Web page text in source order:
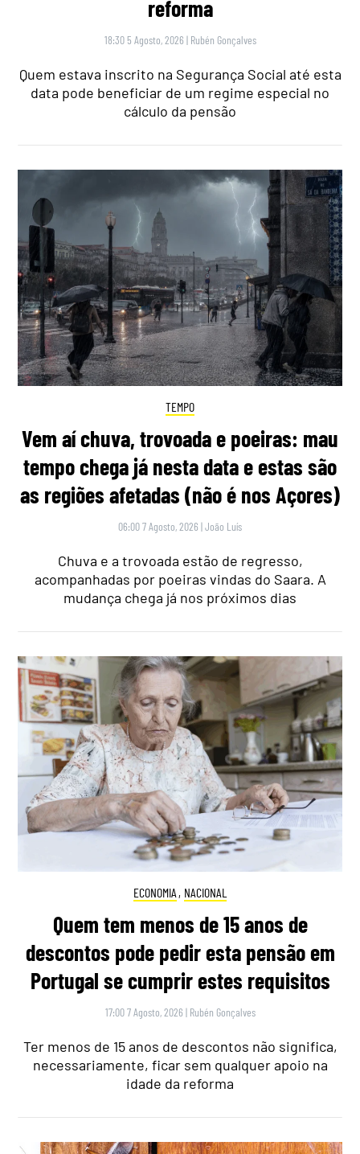
reforma
18:30 5 Agosto, 2026 | Rubén Gonçalves
Quem estava inscrito na Segurança Social até esta
data pode beneficiar de um regime especial no
cálculo da pensão
TEMPO
Vem aí chuva, trovoada e poeiras: mau
tempo chega já nesta data e estas são
as regiões afetadas (não é nos Açores)
06:00 7 Agosto, 2026 |João Luís
Chuva e a trovoada estão de regresso,
acompanhadas por poeiras vindas do Saara. A
mudança chega já nos próximos dias
ECONOMIA , NACIONAL
Quem tem menos de 15 anos de
descontos pode pedir esta pensão em
Portugal se cumprir estes requisitos
17:00 7 Agosto, 2026 | Rubén Gonçalves
Ter menos de 15 anos de descontos não significa,
necessariamente, ficar sem qualquer apoio na
idade da reforma